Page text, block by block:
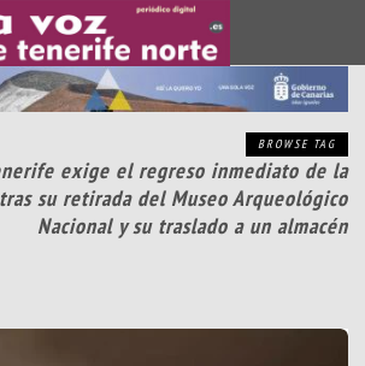
BROWSE TAG
exige el regreso inmediato de la
su retirada del Museo Arqueológico
Nacional y su traslado a un almacén